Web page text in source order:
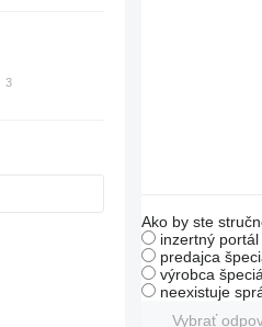
Ako by ste
inzertný
predajca
výrobca
neexistuje
Vybrať